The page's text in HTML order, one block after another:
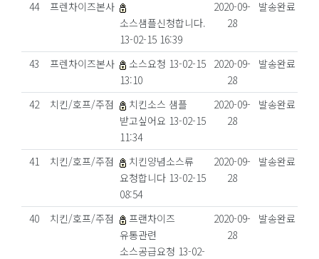
44
프렌차이즈본사
소스샘플신청합니다.
13-02-15 16:39
2020-09-
28
발송완료
43 프렌차이즈본사
소스요청 13-02-15
13:10
2020-09-
28
발송완료
42 치킨/호프/주점
치킨소스 샘플
받고싶어요 13-02-15
11:34
2020-09-
28
발송완료
41 치킨/호프/주점
치킨양념소스류
요청합니다 13-02-15
08:54
2020-09-
28
발송완료
40 치킨/호프/주점
프랜차이즈
유통관련
소스공급요청 13-02-
2020-09-
28
발송완료